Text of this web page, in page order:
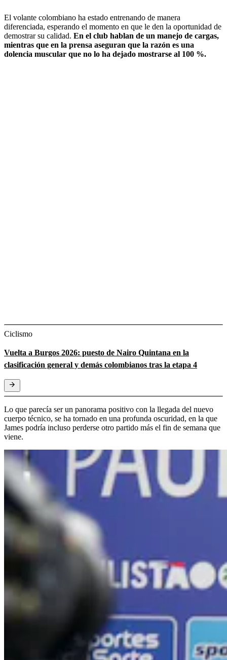
El volante colombiano ha estado entrenando de manera
diferenciada, esperando el momento en que le den la oportunidad de
demostrar su calidad. En el club hablan de un manejo de cargas,
mientras que en la prensa aseguran que la razón es una
dolencia muscular que no lo ha dejado mostrarse al 100 %.
Ciclismo
Vuelta a Burgos 2026: puesto de Nairo Quintana en la
clasificación general y demás colombianos tras la etapa 4
Lo que parecía ser un panorama positivo con la llegada del nuevo
cuerpo técnico, se ha tornado en una profunda oscuridad, en la que
James podría incluso perderse otro partido más el fin de semana que
viene.